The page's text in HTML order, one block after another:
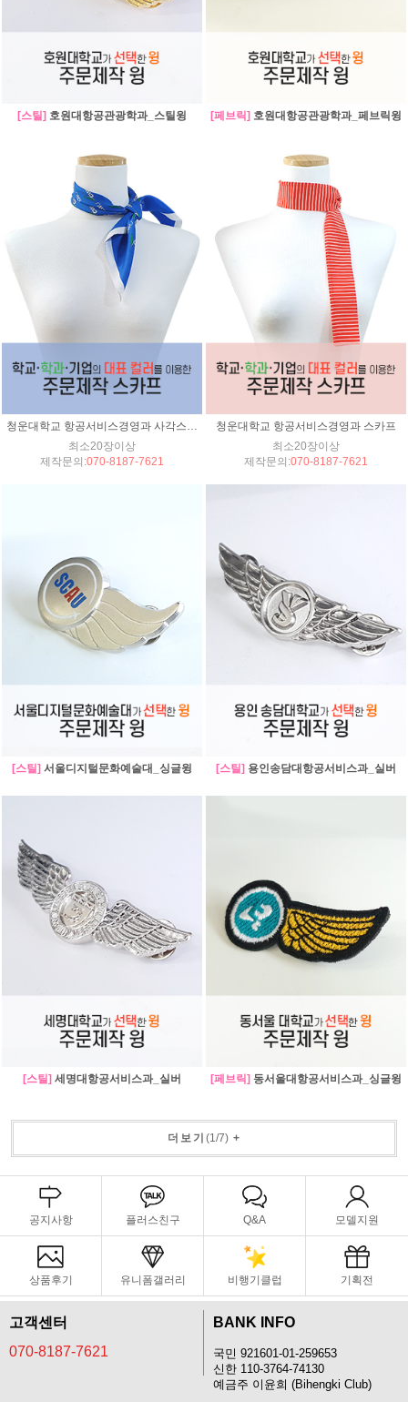
[스틸] 호원대항공관광학과_스틸윙 [페브릭] 호원대항공관광학과_페브릭윙
청운대학교 항공서비스경영과 사각스카프
최소20장이상
제작문의:070-8187-7621
청운대학교 항공서비스경영과 스카프
최소20장이상
제작문의:070-8187-7621
[스틸] 서울디지털문화예술대_싱글윙 [스틸] 용인송담대항공서비스과_실버
[스틸] 세명대항공서비스과_실버 [페브릭] 동서울대항공서비스과_싱글윙
더보기 (1/7)+
공지사항 플러스친구 Q&A 모델지원
상품후기 유니폼갤러리 비행기클럽 기획전
고객센터
070-8187-7621
BANK INFO
국민 921601-01-259653
신한 110-3764-74130
예금주 이윤희 (Bihengki Club)